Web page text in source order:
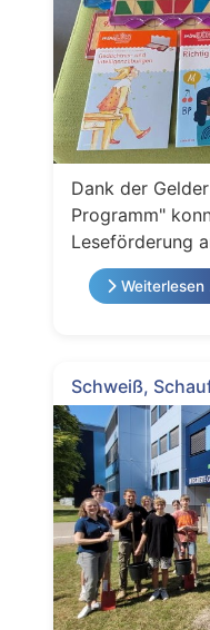
Dank der
Programm"
Leseförderung
Weiterlesen
Schweiß,